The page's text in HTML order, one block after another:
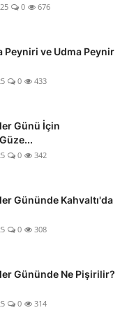
0 676
Peyniri ve Udma Peynir
0 433
Günü İçin
0 342
Gününde Kahvaltı'da
0 308
Gününde Ne Pişirilir?
0 314